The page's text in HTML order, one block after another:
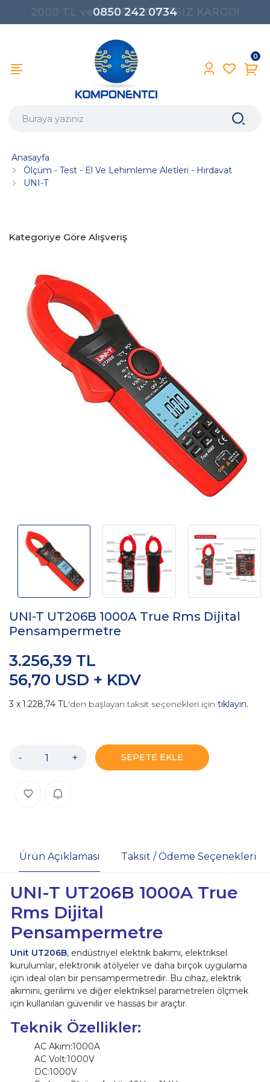
0850 242 0734
0
Anasayfa
Ölçüm - Test - El Ve Lehimleme Aletleri - Hırdavat
UNI-T
Kategoriye Göre Alışveriş
UNI-T UT206B 1000A True Rms Dijital
Pensampermetre
56,70 USD + KDV
3.256,39 TL
1.228,74 TL'den başlayan taksit seçenekleri için tıklayın.
- + SEPETE EKLE
Ürün Açıklaması Taksit / Ödeme Seçenekleri
UNI-T UT206B 1000A True
Rms Dijital
Pensampermetre
Unit UT206B, endüstriyel elektrik bakımı, elektriksel
kurulumlar, elektronik atölyeler ve daha birçok uygulama
için ideal olan bir pensampermetredir. Bu cihaz, elektrik
akımını, gerilimi ve diğer elektriksel parametreleri ölçmek
için kullanılan güvenilir ve hassas bir araçtır.
Teknik Özellikler:
AC Akım:1000A
AC Volt:1000V
DC:1000V